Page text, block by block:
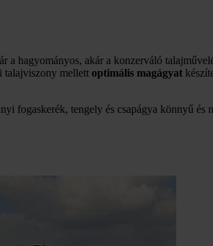
a hagyományos, akár a konzerváló
talajviszony mellett optimális magágyat
fogaskerék, tengely és csapágya könnyű